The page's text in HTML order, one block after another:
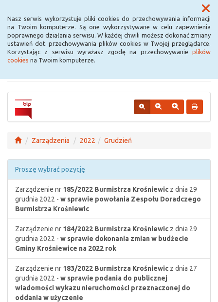
Nasz serwis wykorzystuje pliki cookies do przechowywania informacji
na Twoim komputerze. Są one wykorzystywane w celu zapewnienia
poprawnego działania serwisu. W każdej chwili możesz dokonać zmiany
ustawień dot. przechowywania plików cookies w Twojej przeglądarce.
Korzystając z serwisu wyrażasz zgodę na przechowywanie plików
cookies na Twoim komputerze.
Menu
Urząd Miejski w
Krośniewicach
Zarządzenia 2022 Grudzień
Proszę wybrać pozycję
Zarządzenie nr 185/2022 Burmistrza Krośniewic z dnia 29
grudnia 2022 - w sprawie powołania Zespołu Doradczego
Burmistrza Krośniewic
Zarządzenie nr 184/2022 Burmistrza Krośniewic z dnia 29
grudnia 2022 - w sprawie dokonania zmian w budżecie
Gminy Krośniewice na 2022 rok
Zarządzenie nr 183/2022 Burmistrza Krośniewic z dnia 27
grudnia 2022 - w sprawie podania do publicznej
wiadomości wykazu nieruchomości przeznaczonej do
oddania w użyczenie